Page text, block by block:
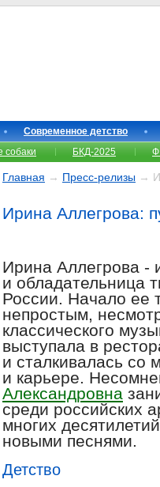
Современное детство
собаки БКД-2025
Главная → Пресс-релизы →
Ирина Аллегрова:
Ирина Аллегрова -
и обладательница
России. Начало ее
непростым,
классического
выступала в
и сталкивалась со
и карьере.
Александровна
среди российских
многих
новыми песнями.
Детство